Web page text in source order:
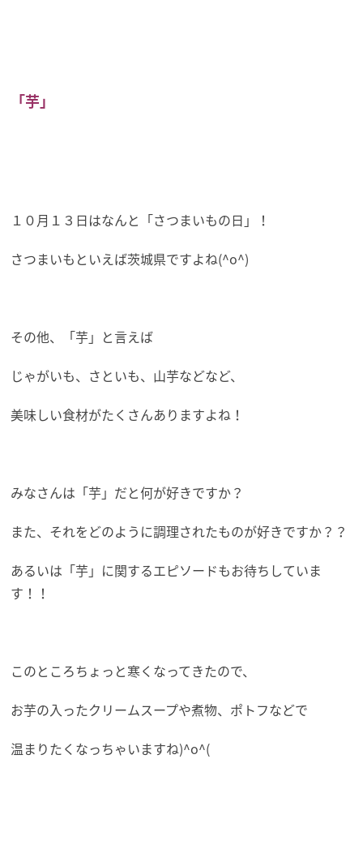
「芋」
１０月１３日はなんと「さつまいもの日」！
さつまいもといえば茨城県ですよね(^o^)
その他、「芋」と言えば
じゃがいも、さといも、山芋などなど、
美味しい食材がたくさんありますよね！
みなさんは「芋」だと何が好きですか？
また、それをどのように調理されたものが好きですか？？
あるいは「芋」に関するエピソードもお待ちしていま
す！！
このところちょっと寒くなってきたので、
お芋の入ったクリームスープや煮物、ポトフなどで
温まりたくなっちゃいますね)^o^(